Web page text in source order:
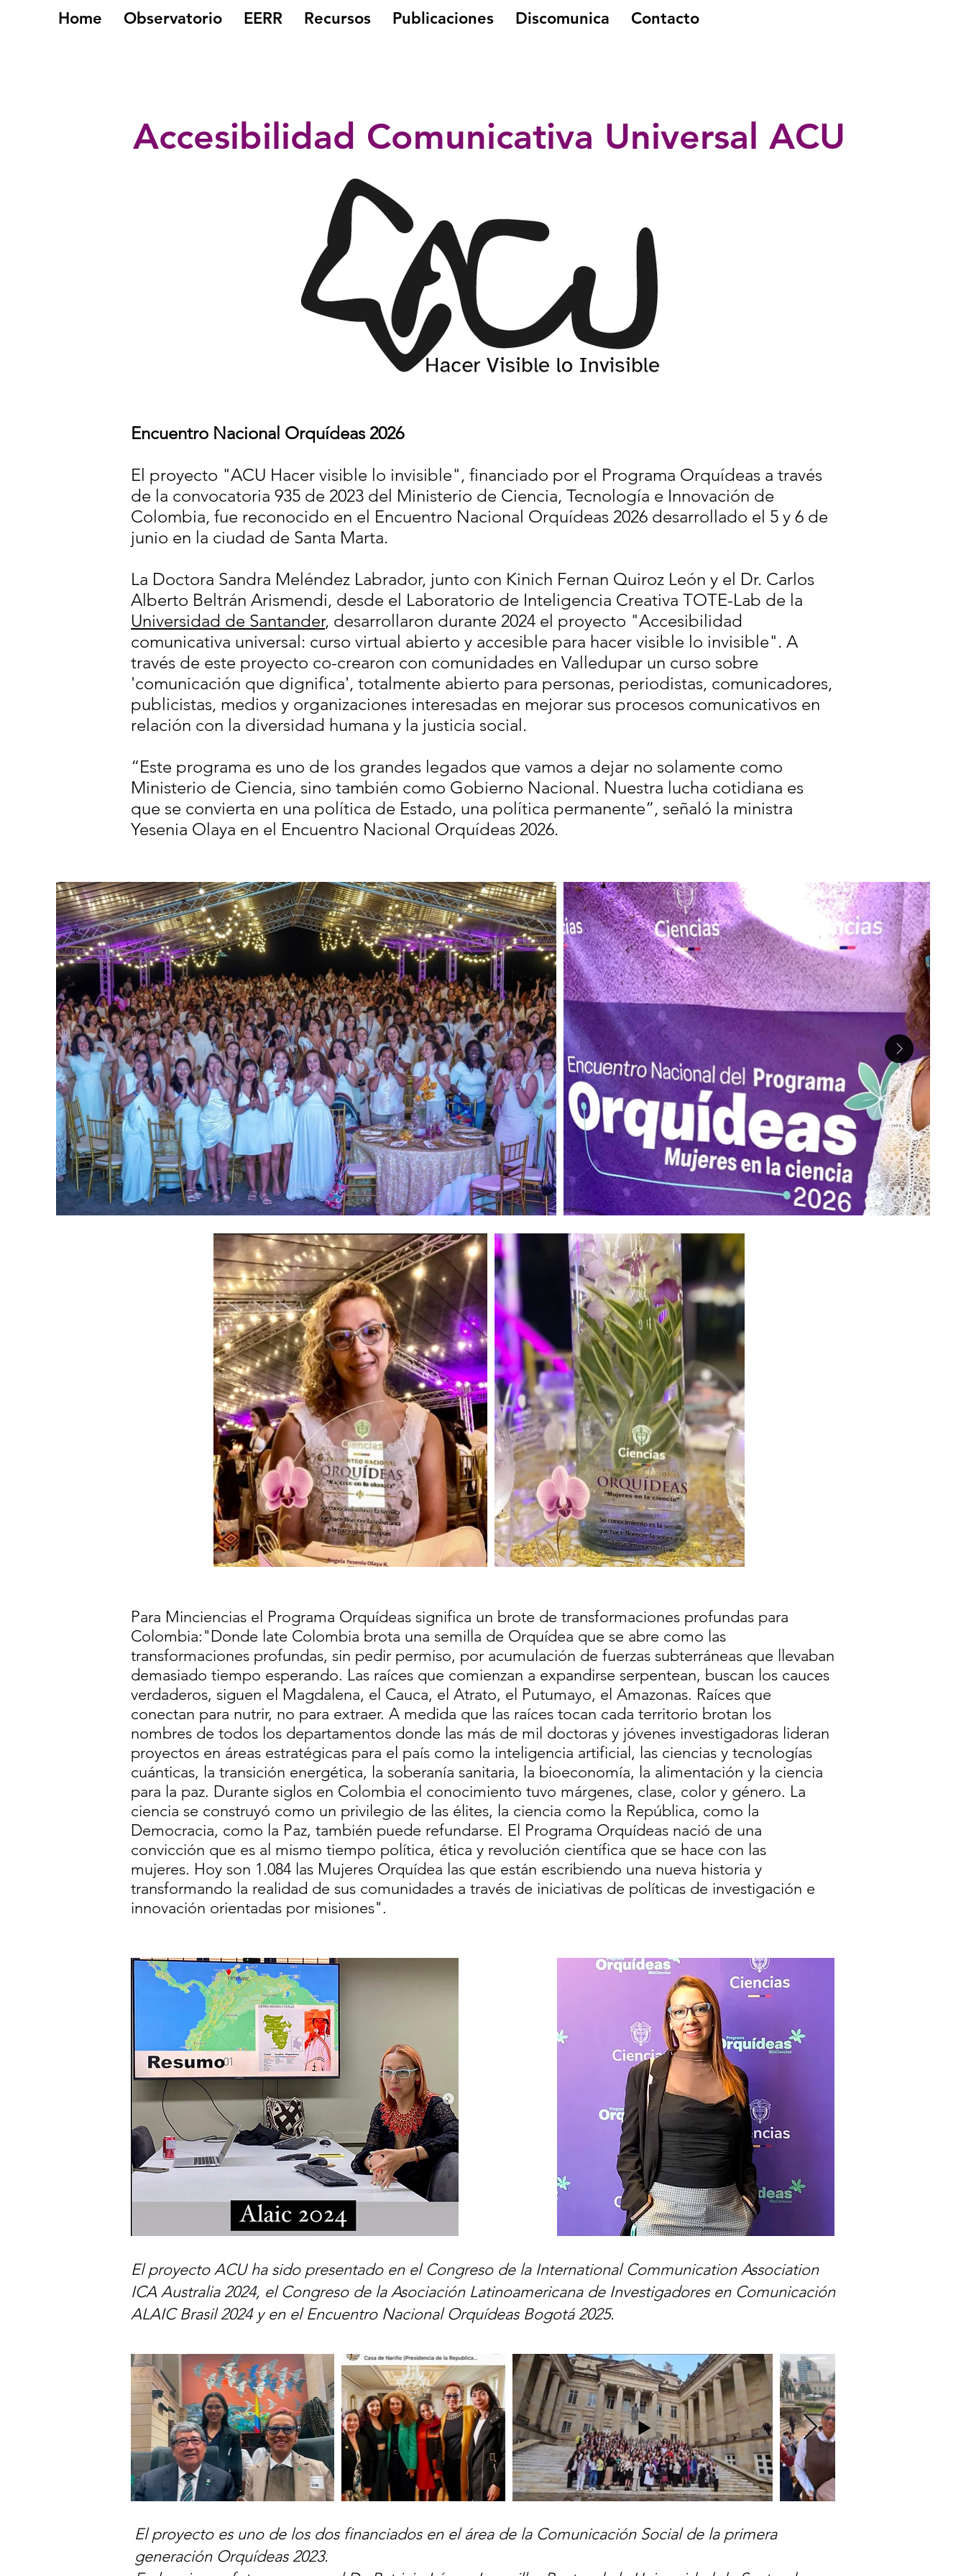
Home Observatorio EERR Recursos Publicaciones Discomunica Contacto
Accesibilidad Comunicativa Universal ACU
Encuentro Nacional Orquídeas 2026
El proyecto "ACU Hacer visible lo invisible", financiado por el Programa Orquídeas a través
de la convocatoria 935 de 2023 del Ministerio de Ciencia, Tecnología e Innovación de
Colombia, fue reconocido en el Encuentro Nacional Orquídeas 2026 desarrollado el 5 y 6 de
junio en la ciudad de Santa Marta.
La Doctora Sandra Meléndez Labrador, junto con Kinich Fernan Quiroz León y el Dr. Carlos
Alberto Beltrán Arismendi, desde el Laboratorio de Inteligencia Creativa TOTE-Lab de la
Universidad de Santander, desarrollaron durante 2024 el proyecto "Accesibilidad
comunicativa universal: curso virtual abierto y accesible para hacer visible lo invisible". A
través de este proyecto co-crearon con comunidades en Valledupar un curso sobre
'comunicación que dignifica', totalmente abierto para personas, periodistas, comunicadores,
publicistas, medios y organizaciones interesadas en mejorar sus procesos comunicativos en
relación con la diversidad humana y la justicia social.
“Este programa es uno de los grandes legados que vamos a dejar no solamente como
Ministerio de Ciencia, sino también como Gobierno Nacional. Nuestra lucha cotidiana es
que se convierta en una política de Estado, una política permanente”, señaló la ministra
Yesenia Olaya en el Encuentro Nacional Orquídeas 2026.
Para Minciencias el Programa Orquídeas significa un brote de transformaciones profundas para
Colombia: ​ "Donde late Colombia brota una semilla de Orquídea que se abre como las
transformaciones profundas, sin pedir permiso, por acumulación de fuerzas subterráneas que llevaban
demasiado tiempo esperando. Las raíces que comienzan a expandirse serpentean, buscan los cauces
verdaderos, siguen el Magdalena, el Cauca, el Atrato, el Putumayo, el Amazonas. Raíces que
conectan para nutrir, no para extraer. A medida que las raíces tocan cada territorio brotan los
nombres de todos los departamentos donde las más de mil doctoras y jóvenes investigadoras lideran
proyectos en áreas estratégicas para el país como la inteligencia artificial, las ciencias y tecnologías
cuánticas, la transición energética, la soberanía sanitaria, la bioeconomía, la alimentación y la ciencia
para la paz. Durante siglos en Colombia el conocimiento tuvo márgenes, clase, color y género. La
ciencia se construyó como un privilegio de las élites, la ciencia como la República, como la
Democracia, como la Paz, también puede refundarse. El Programa Orquídeas nació de una
convicción que es al mismo tiempo política, ética y revolución científica que se hace con las
mujeres. Hoy son 1.084 las Mujeres Orquídea las que están escribiendo una nueva historia y
transformando la realidad de sus comunidades a través de iniciativas de políticas de investigación e
innovación orientadas por misiones".
El proyecto ACU ha sido presentado en el Congreso de la International Communication Association
ICA Australia 2024, el Congreso de la Asociación Latinoamericana de Investigadores en Comunicación
ALAIC Brasil 2024 y en el Encuentro Nacional Orquídeas Bogotá 2025.
El proyecto es uno de los dos financiados en el área de la Comunicación Social de la primera
generación Orquídeas 2023.